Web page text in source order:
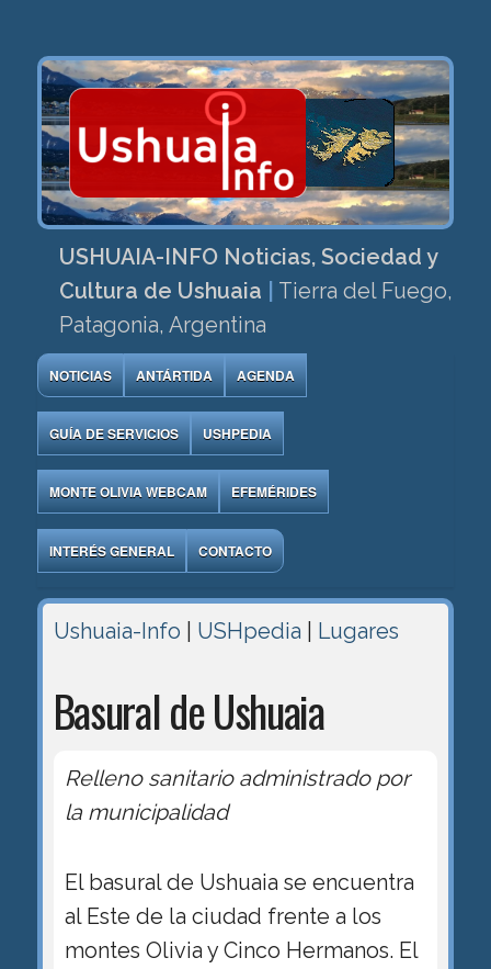
USHUAIA-INFO Noticias, Sociedad y
Cultura de Ushuaia
Tierra del Fuego,
Patagonia, Argentina
NOTICIAS ANTÁRTIDA AGENDA
GUÍA DE SERVICIOS USHPEDIA
MONTE OLIVIA WEBCAM EFEMÉRIDES
INTERÉS GENERAL CONTACTO
Ushuaia-Info USHpedia Lugares
Basural de Ushuaia
Relleno sanitario administrado por
la municipalidad
El basural de Ushuaia se encuentra
al Este de la ciudad frente a los
montes Olivia y Cinco Hermanos. El